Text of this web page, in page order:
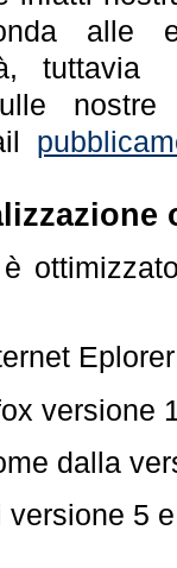
alle
versione
dalla
versione 5